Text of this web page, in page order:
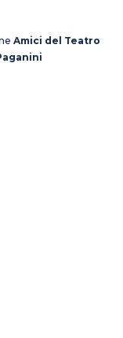
Amici del Teatro